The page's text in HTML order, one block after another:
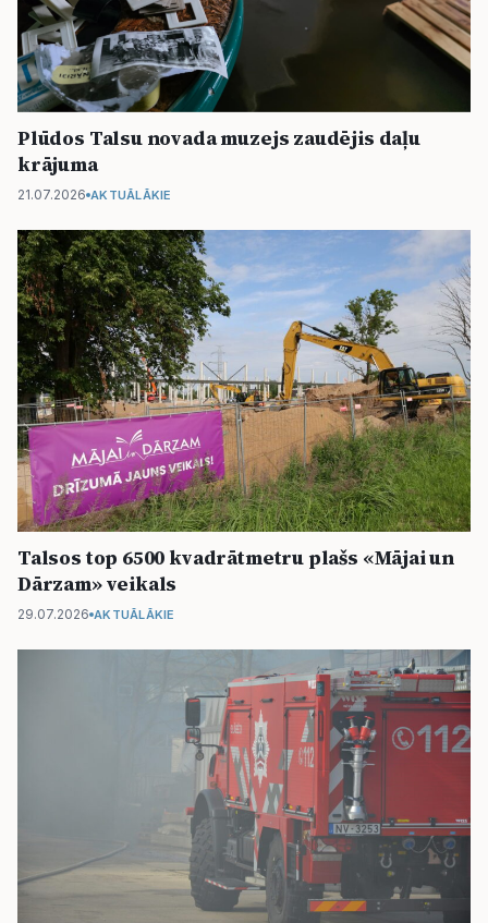
Plūdos Talsu novada muzejs zaudējis daļu
krājuma
21.07.2026 AKTUĀLĀKIE
Talsos top 6500 kvadrātmetru plašs «Mājai un
Dārzam» veikals
29.07.2026 AKTUĀLĀKIE